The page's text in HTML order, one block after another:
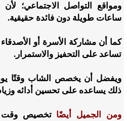
ومواقع التواصل الاجتماعي؛
ساعات طويلة دون فائدة حقيقية.
كما أن مشاركة الأسرة أو
تساعد على التحفيز والاستمرار.
ويفضل أن يخصص الشاب وقتًا
ذلك يساعده على تحسين أدائه
ومن الجميل أيضًا تخصيص وقت